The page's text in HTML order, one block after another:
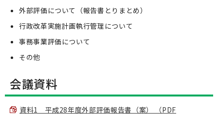
外部評価について（報告書とりまとめ）
行政改革実施計画執行管理について
事務事業評価について
その他
会議資料
資料1 平成28年度外部評価報告書（案） （PDF